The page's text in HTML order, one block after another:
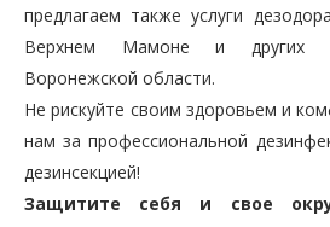
предлагаем также услуги
Верхнем Мамоне и других
Воронежской области.
Не рискуйте своим здоровьем и
нам за профессиональной
дезинсекцией!
Защитите себя и свое